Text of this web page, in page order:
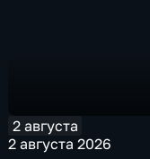
2 августа
2 августа 2026